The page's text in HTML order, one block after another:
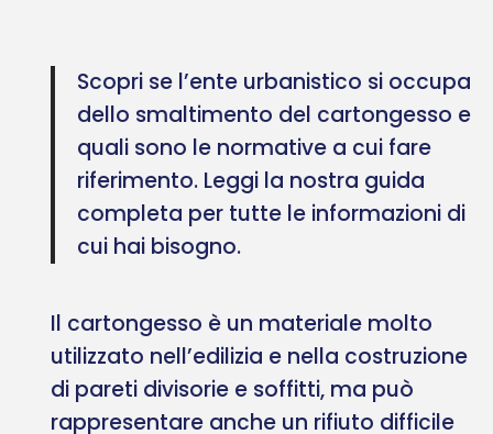
Scopri se l’ente urbanistico si occupa
dello smaltimento del cartongesso e
quali sono le normative a cui fare
riferimento. Leggi la nostra guida
completa per tutte le informazioni di
cui hai bisogno.
Il cartongesso è un materiale molto
utilizzato nell’edilizia e nella costruzione
di pareti divisorie e soffitti, ma può
rappresentare anche un rifiuto difficile